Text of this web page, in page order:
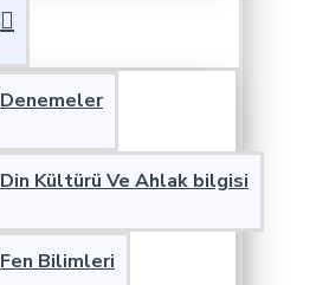
Denemeler
Din Kültürü Ve Ahlak bilgisi
Fen Bilimleri